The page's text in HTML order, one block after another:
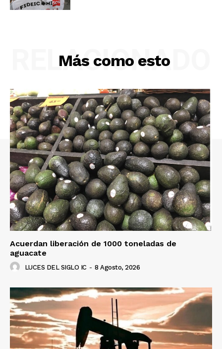
Más como esto
RELACIONADO
Acuerdan liberación de 1000 toneladas de
aguacate
LUCES DEL SIGLO IC - 8 Agosto, 2026